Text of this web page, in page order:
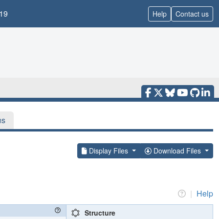
Help Contact us
Display Files Download Files
| Help
Structure